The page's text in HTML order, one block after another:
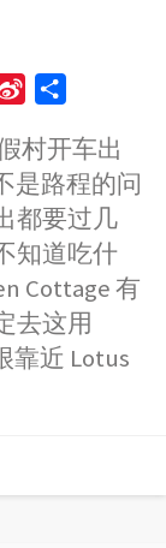
n
a
W
e
i
b
o
a
r
e
村开车出
是路程的问
都要过几
知道吃什
Cottage 有
去这用
靠近 Lotus